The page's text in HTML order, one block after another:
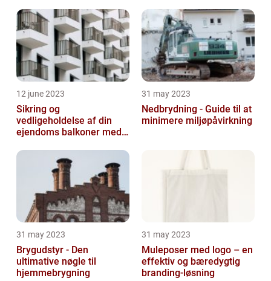
12 june 2023
Sikring og
vedligeholdelse af din
ejendoms balkoner med
31 may 2023
Nedbrydning - Guide til at
minimere miljøpåvirkning
31 may 2023
Brygudstyr - Den
ultimative nøgle til
hjemmebrygning
31 may 2023
Muleposer med logo – en
effektiv og bæredygtig
branding-løsning